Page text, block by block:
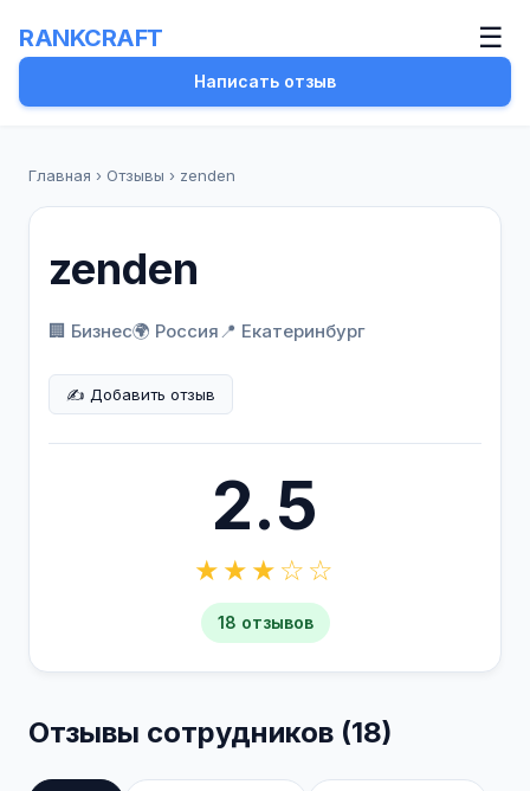
RANKCRAFT ☰
Написать отзыв
Главная › Отзывы › zenden
zenden
🏢 Бизнес🌍 Россия📍 Екатеринбург
✍️ Добавить отзыв
2.5
★★★☆☆
18 отзывов
Отзывы сотрудников (18)